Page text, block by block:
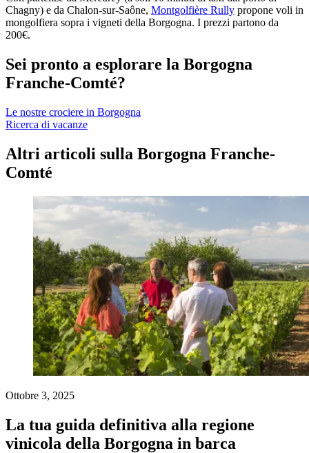
Chagny) e da Chalon-sur-Saône, Montgolfière Rully propone voli in
mongolfiera sopra i vigneti della Borgogna. I prezzi partono da
200€.
Sei pronto a esplorare la Borgogna
Franche-Comté?
Le nostre crociere in Borgogna
Ricerca di vacanze
Altri articoli sulla Borgogna Franche-
Comté
Ottobre 3, 2025
La tua guida definitiva alla regione
vinicola della Borgogna in barca